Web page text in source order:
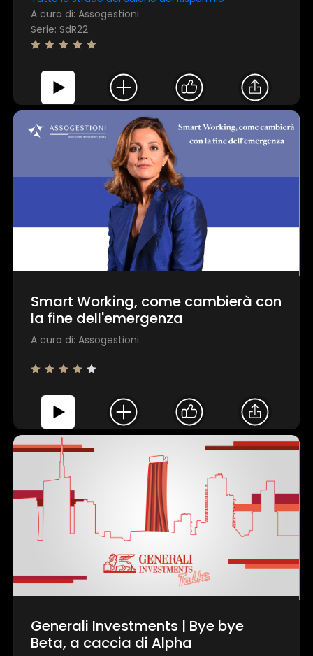
A cura di: Assogestioni
Serie: SdR22
Smart Working, come cambierà con
la fine dell'emergenza
A cura di: Assogestioni
Generali Investments | Bye bye
Beta, a caccia di Alpha